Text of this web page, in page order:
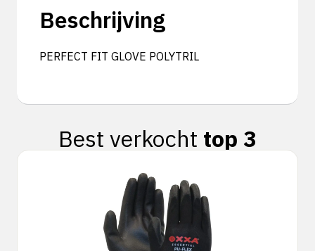
Beschrijving
PERFECT FIT GLOVE POLYTRIL
Best verkocht top 3